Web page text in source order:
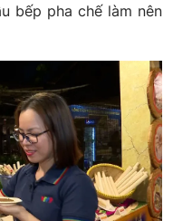
bếp pha chế làm nên